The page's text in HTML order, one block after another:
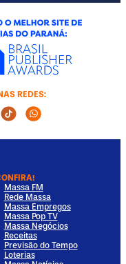
REDES:
MediaMedia
Social Media
Social Media
Tiktok Social Media
Whatsapp
Massa FM
Rede Massa
Massa Empregos
Massa Pop TV
Massa Negócios
Receitas
Previsão do Tempo
Loterias